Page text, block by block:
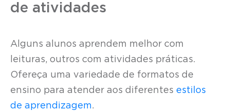
de atividades
Alguns alunos aprendem melhor com
leituras, outros com atividades práticas.
Ofereça uma variedade de formatos de
ensino para atender aos diferentes estilos
de aprendizagem.